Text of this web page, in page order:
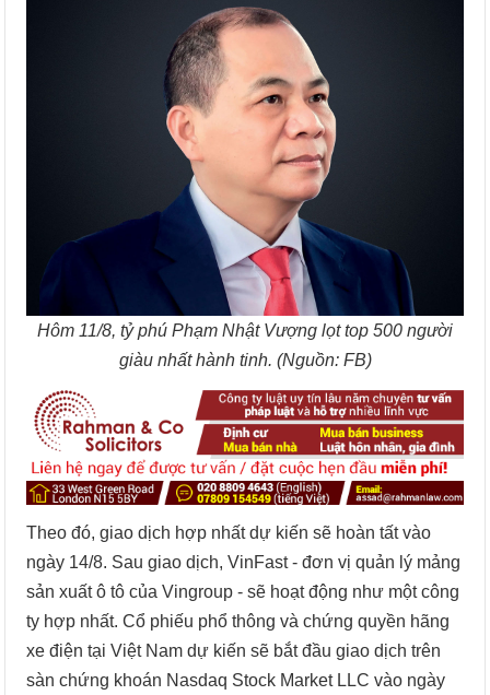
Hôm 11/8, tỷ phú Phạm Nhật Vượng lọt top 500 người
giàu nhất hành tinh. (Nguồn: FB)
Theo đó, giao dịch hợp nhất dự kiến sẽ hoàn tất vào
ngày 14/8. Sau giao dịch, VinFast - đơn vị quản lý mảng
sản xuất ô tô của Vingroup - sẽ hoạt động như một công
ty hợp nhất. Cổ phiếu phổ thông và chứng quyền hãng
xe điện tại Việt Nam dự kiến sẽ bắt đầu giao dịch trên
sàn chứng khoán Nasdaq Stock Market LLC vào ngày